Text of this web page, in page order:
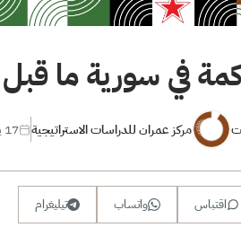
ما قبل 8 كانون الأول 2024
مركز عمران للدراسات الاستراتيجية 17 يناير 2025
اقتباس واتساب تيليغرام